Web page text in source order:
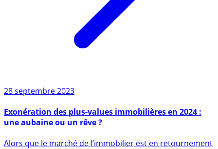
28 septembre 2023
une aubaine ou un rêve ?